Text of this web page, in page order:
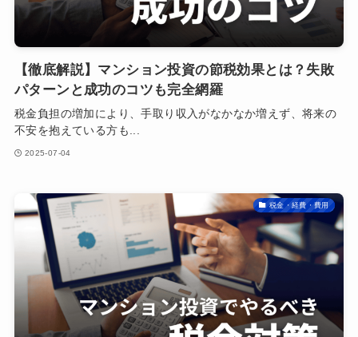
【徹底解説】マンション投資の節税効果とは？失敗
パターンと成功のコツも完全網羅
税金負担の増加により、手取り収入がなかなか増えず、将来の
不安を抱えている方も...
2025-07-04
税金・経費・費用